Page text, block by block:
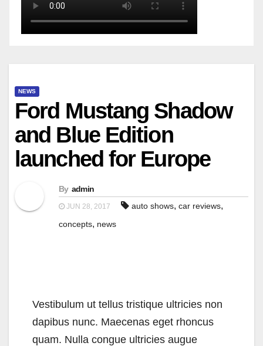
NEWS
Ford Mustang Shadow
and Blue Edition
launched for Europe
By admin
JUN 28, 2017 auto shows, car reviews,
concepts, news
Vestibulum ut tellus tristique ultricies non
dapibus nunc. Maecenas eget rhoncus
quam. Nulla congue ultricies augue